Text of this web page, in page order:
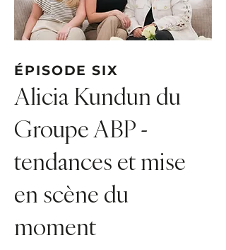
ÉPISODE SIX
Alicia Kundun du
Groupe ABP -
tendances et mise
en scène du
moment